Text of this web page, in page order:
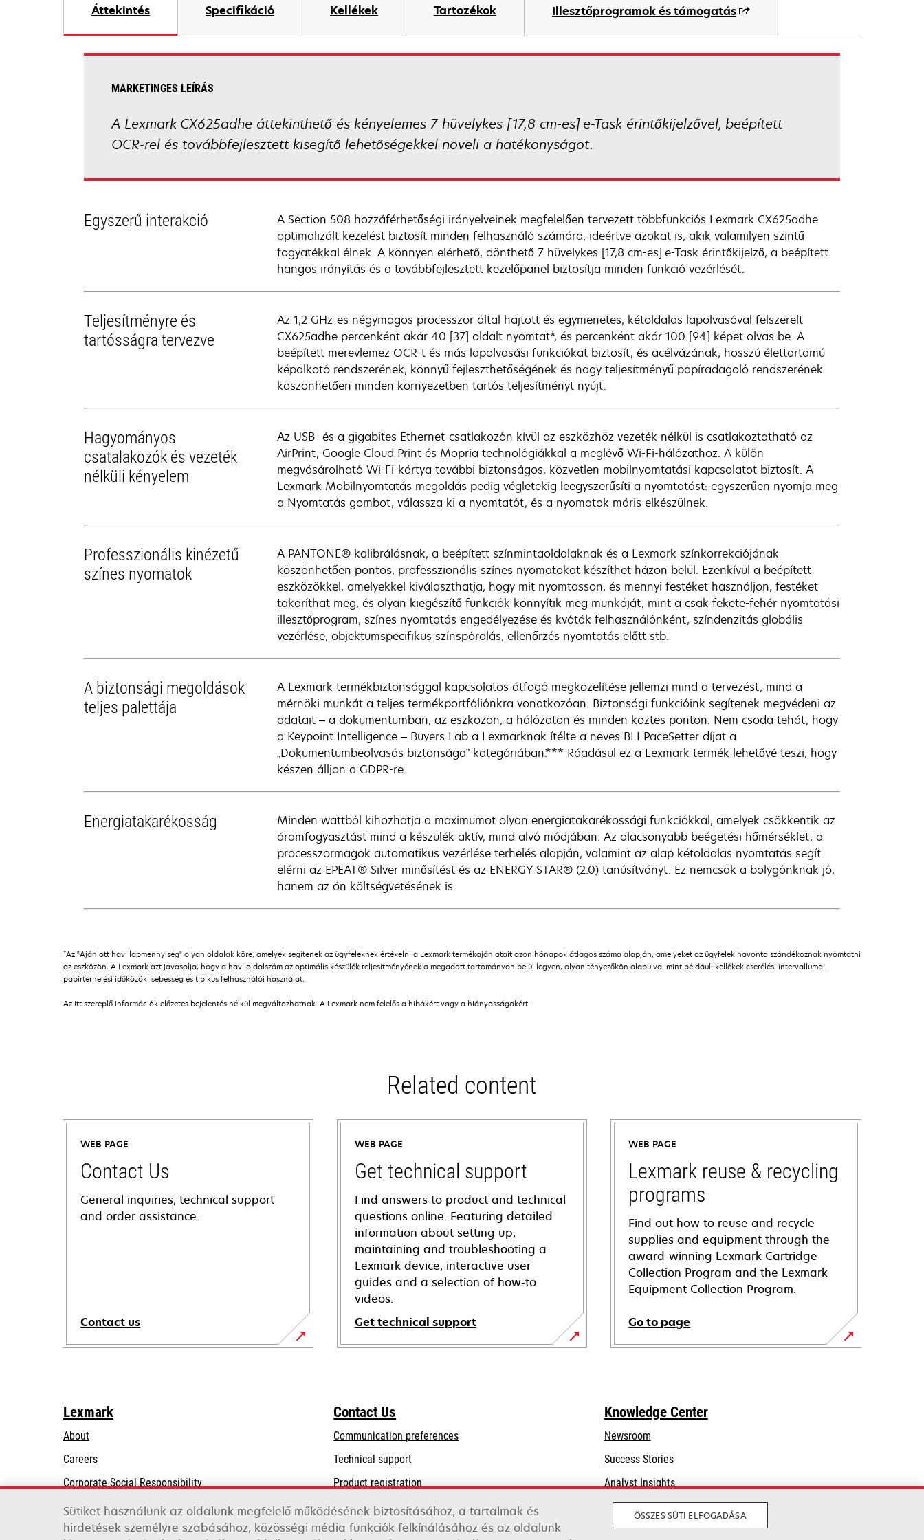
Áttekintés
Specifikáció Kellékek Tartozékok Illesztőprogramok és támogatás
MARKETINGES LEÍRÁS
A Lexmark CX625adhe áttekinthető és kényelemes 7 hüvelykes [17,8 cm-es] e-Task érintőkijelzővel, beépített
OCR-rel és továbbfejlesztett kisegítő lehetőségekkel növeli a hatékonyságot.
Egyszerű interakció
A Section 508 hozzáférhetőségi irányelveinek megfelelően tervezett többfunkciós Lexmark CX625adhe
optimalizált kezelést biztosít minden felhasználó számára, ideértve azokat is, akik valamilyen szintű
fogyatékkal élnek. A könnyen elérhető, dönthető 7 hüvelykes [17,8 cm-es] e-Task érintőkijelző, a beépített
hangos irányítás és a továbbfejlesztett kezelőpanel biztosítja minden funkció vezérlését.
Teljesítményre és
tartósságra tervezve
Az 1,2 GHz-es négymagos processzor által hajtott és egymenetes, kétoldalas lapolvasóval felszerelt
CX625adhe percenként akár 40 [37] oldalt nyomtat*, és percenként akár 100 [94] képet olvas be. A
beépített merevlemez OCR-t és más lapolvasási funkciókat biztosít, és acélvázának, hosszú élettartamú
képalkotó rendszerének, könnyű fejleszthetőségének és nagy teljesítményű papíradagoló rendszerének
köszönhetően minden környezetben tartós teljesítményt nyújt.
Hagyományos
csatalakozók és vezeték
nélküli kényelem
Az USB- és a gigabites Ethernet-csatlakozón kívül az eszközhöz vezeték nélkül is csatlakoztatható az
AirPrint, Google Cloud Print és Mopria technológiákkal a meglévő Wi-Fi-hálózathoz. A külön
megvásárolható Wi-Fi-kártya további biztonságos, közvetlen mobilnyomtatási kapcsolatot biztosít. A
Lexmark Mobilnyomtatás megoldás pedig végletekig leegyszerűsíti a nyomtatást: egyszerűen nyomja meg
a Nyomtatás gombot, válassza ki a nyomtatót, és a nyomatok máris elkészülnek.
Professzionális kinézetű
színes nyomatok
A PANTONE® kalibrálásnak, a beépített színmintaoldalaknak és a Lexmark színkorrekciójának
köszönhetően pontos, professzionális színes nyomatokat készíthet házon belül. Ezenkívül a beépített
eszközökkel, amelyekkel kiválaszthatja, hogy mit nyomtasson, és mennyi festéket használjon, festéket
takaríthat meg, és olyan kiegészítő funkciók könnyítik meg munkáját, mint a csak fekete-fehér nyomtatási
illesztőprogram, színes nyomtatás engedélyezése és kvóták felhasználónként, színdenzitás globális
vezérlése, objektumspecifikus színspórolás, ellenőrzés nyomtatás előtt stb.
A biztonsági megoldások
teljes palettája
A Lexmark termékbiztonsággal kapcsolatos átfogó megközelítése jellemzi mind a tervezést, mind a
mérnöki munkát a teljes termékportfóliónkra vonatkozóan. Biztonsági funkcióink segítenek megvédeni az
adatait – a dokumentumban, az eszközön, a hálózaton és minden köztes ponton. Nem csoda tehát, hogy
a Keypoint Intelligence – Buyers Lab a Lexmarknak ítélte a neves BLI PaceSetter díjat a
„Dokumentumbeolvasás biztonsága” kategóriában.*** Ráadásul ez a Lexmark termék lehetővé teszi, hogy
készen álljon a GDPR-re.
Energiatakarékosság
Minden wattból kihozhatja a maximumot olyan energiatakarékossági funkciókkal, amelyek csökkentik az
áramfogyasztást mind a készülék aktív, mind alvó módjában. Az alacsonyabb beégetési hőmérséklet, a
processzormagok automatikus vezérlése terhelés alapján, valamint az alap kétoldalas nyomtatás segít
elérni az EPEAT® Silver minősítést és az ENERGY STAR® (2.0) tanúsítványt. Ez nemcsak a bolygónknak jó,
hanem az ön költségvetésének is.
†Az "Ajánlott havi lapmennyiség" olyan oldalak köre, amelyek segítenek az ügyfeleknek értékelni a Lexmark termékajánlatait azon hónapok átlagos száma alapján, amelyeket az ügyfelek havonta szándékoznak nyomtatni
az eszközön. A Lexmark azt javasolja, hogy a havi oldalszám az optimális készülék teljesítményének a megadott tartományon belül legyen, olyan tényezőkön alapulva, mint például: kellékek cserélési intervallumai,
papírterhelési időközök, sebesség és tipikus felhasználói használat.
Az itt szereplő információk előzetes bejelentés nélkül megváltozhatnak. A Lexmark nem felelős a hibákért vagy a hiányosságokért.
Related content
WEB PAGE
Contact Us
General inquiries, technical support
and order assistance.
Contact us
WEB PAGE
Get technical support
Find answers to product and technical
questions online. Featuring detailed
information about setting up,
maintaining and troubleshooting a
Lexmark device, interactive user
guides and a selection of how-to
videos.
Get technical support
opens
tab
WEB PAGE
Lexmark reuse & recycling
programs
Find out how to reuse and recycle
supplies and equipment through the
award-winning Lexmark Cartridge
Collection Program and the Lexmark
Equipment Collection Program.
Go to page
Lexmark
About
Careers
Corporate Social Responsibilityopens
a
new
Sustainability
Lexmark Partners
Contact Us
Communication preferences
Technical supportopens
a
new
tab
Product registration
Find a dealer
List of wholesalers
Knowledge Center
Newsroom
Success Stories
Analyst Insights
Sütiket használunk az oldalunk megfelelő működésének biztosításához, a tartalmak és
hirdetések személyre szabásához, közösségi média funkciók felkínálásához és az oldalunk
ÖSSZES SÜTI ELFOGADÁSA